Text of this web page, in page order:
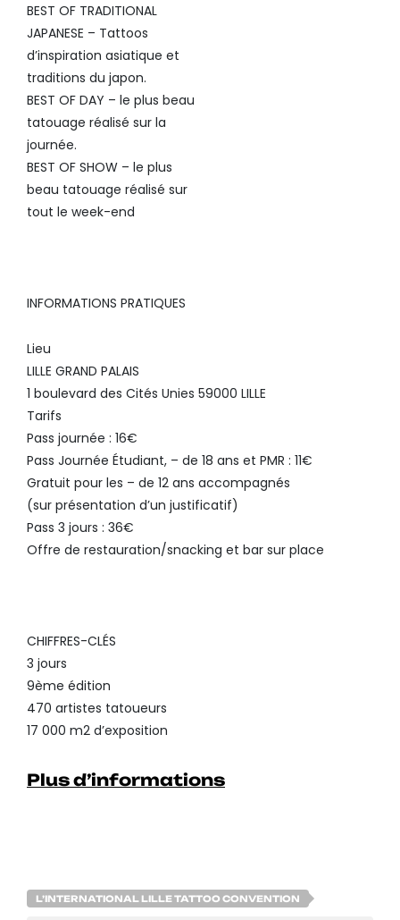
BEST OF TRADITIONAL
JAPANESE – Tattoos
d’inspiration asiatique et
traditions du japon.
BEST OF DAY – le plus beau
tatouage réalisé sur la
journée.
BEST OF SHOW – le plus
beau tatouage réalisé sur
tout le week-end
INFORMATIONS PRATIQUES
Lieu
LILLE GRAND PALAIS
1 boulevard des Cités Unies 59000 LILLE
Tarifs
Pass journée : 16€
Pass Journée Étudiant, – de 18 ans et PMR : 11€
Gratuit pour les – de 12 ans accompagnés
(sur présentation d’un justificatif)
Pass 3 jours : 36€
Offre de restauration/snacking et bar sur place
CHIFFRES-CLÉS
3 jours
9ème édition
470 artistes tatoueurs
17 000 m2 d’exposition
Plus d’informations
L’INTERNATIONAL LILLE TATTOO CONVENTION